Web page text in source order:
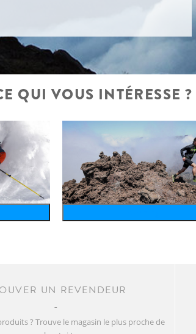
QUI VOUS INTÉRESSE ?
UN REVENDEUR
? Trouve le magasin le plus proche de